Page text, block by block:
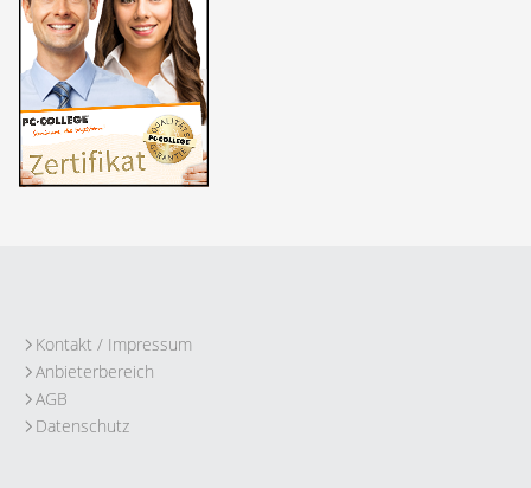
Kontakt / Impressum
Anbieterbereich
AGB
Datenschutz